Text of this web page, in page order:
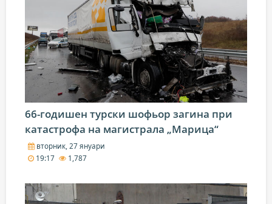
66-годишен турски шофьор загина при
катастрофа на магистрала „Марица“
вторник, 27 януари
19:17
1,787